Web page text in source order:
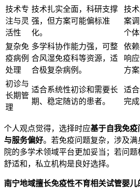
技术专
注与灵
活性
技术扎实全面，科研支撑
强，但方案可能偏标准
化。
技
案
个体
复杂免
疫病例
处理
多学科协作能力强，可整
合风湿免疫科等资源，适
合极复杂病例。
依
响
方案
初诊与
长期管
理
适合系统性初诊和需要长
期、稳定随访的患者。
适
完
个人观点觉得，选择时应基于自我免疫
与服务偏好。若免疫问题复杂，涉及
院的多学术领域平台更加妥当；若问
舒适和，私立机构是良好选择。
南宁地域擅长免疫性不育相关试管婴儿